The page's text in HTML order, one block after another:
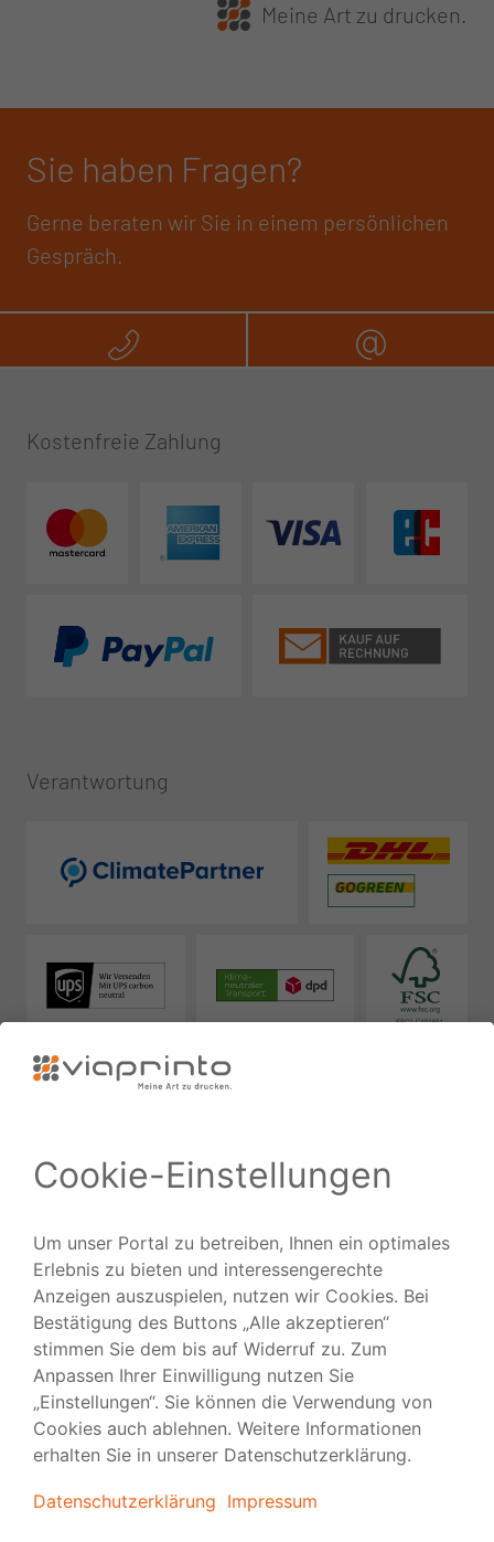
Meine Art zu drucken.
Sie haben Fragen?
Gerne beraten wir Sie in einem persönlichen
Gespräch.
Rufen Sie uns an
Kostenfreie Zahlung
Verantwortung
Folgen Sie uns